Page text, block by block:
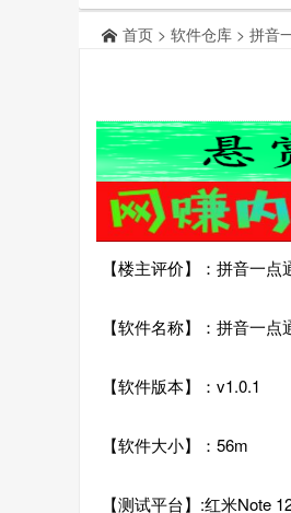
首页 > 软件仓库 > 拼音
【楼主评价】：拼音一
【软件名称】：拼音一点
【软件版本】：v1.0.1
【软件大小】：56m
【测试平台】:红米Note